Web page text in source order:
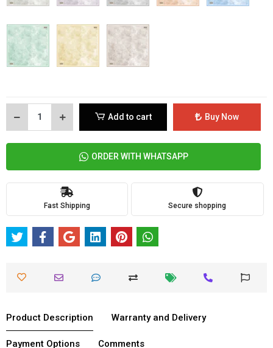
Add to cart Buy Now
ORDER WITH WHATSAPP
Fast Shipping Secure shopping
Product Description Warranty and Delivery
Payment Options Comments